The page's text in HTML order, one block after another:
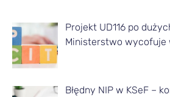
Projekt UD116 po
Ministerstwo wycofuje
Błędny NIP w KSeF –
y
k
u
ł